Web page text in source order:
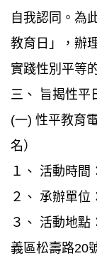
自我認同。為
教育日」，辦
實踐性別平等
三、 旨揭性平
(一) 性平教育
名）
１、 活動時間
２、 承辦單位
３、 活動地點
義區松壽路20